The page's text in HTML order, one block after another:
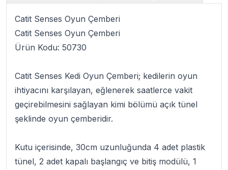
Catit Senses Oyun Çemberi
Catit Senses Oyun Çemberi
Ürün Kodu: 50730
Catit Senses Kedi Oyun Çemberi; kedilerin oyun
ihtiyacını karşılayan, eğlenerek saatlerce vakit
geçirebilmesini sağlayan kimi bölümü açık tünel
şeklinde oyun çemberidir.
Kutu içerisinde, 30cm uzunluğunda 4 adet plastik
tünel, 2 adet kapalı başlangıç ve bitiş modülü, 1